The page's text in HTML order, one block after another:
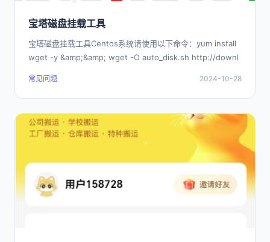
宝塔磁盘挂载工具
宝塔磁盘挂载工具Centos系统请使用以下命令：yum install
wget -y &amp;&amp; wget -O auto_disk.sh http://downl
常见问题 2024-10-28